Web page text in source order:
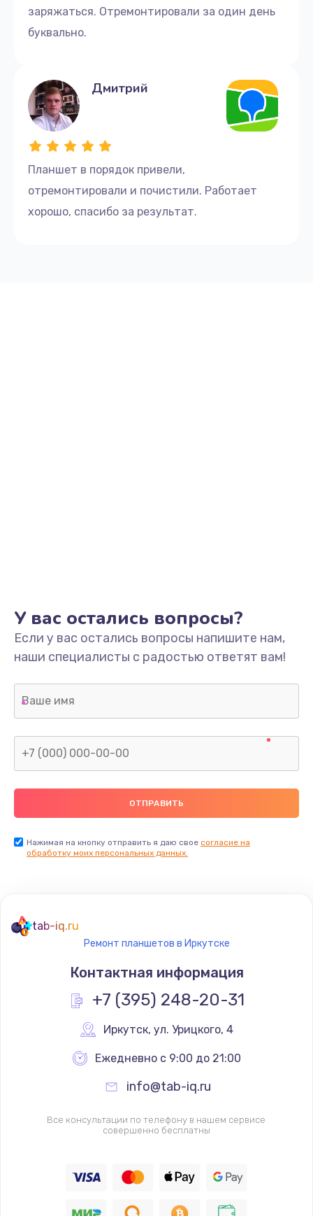
заряжаться. Отремонтировали за один день
буквально.
Планшет в порядок привели,
отремонтировали и почистили. Работает
хорошо, спасибо за результат.
Дмитрий
У вас остались вопросы?
Если у вас остались вопросы напишите нам,
наши специалисты с радостью ответят вам!
Нажимая на кнопку отправить я даю свое согласие на
обработку моих персональных данных.
tab-iq.ru
Ремонт планшетов в Иркутске
Контактная информация
+7 (395) 248-20-31
Иркутск, ул. Урицкого, 4
Ежедневно с 9:00 до 21:00
info@tab-iq.ru
Все консультации по телефону в нашем сервисе
совершенно бесплатны